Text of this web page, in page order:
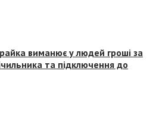
виманює у людей гроші за
та підключення до